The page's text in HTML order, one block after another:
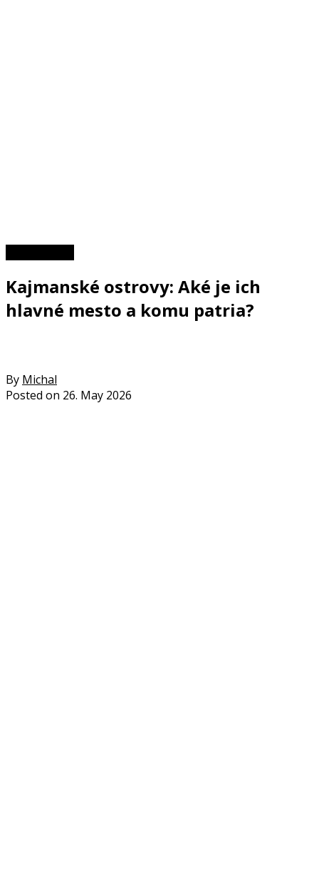
Kajmanské ostrovy: Aké je ich
hlavné mesto a komu patria?
By Michal
Posted on 26. May 2026